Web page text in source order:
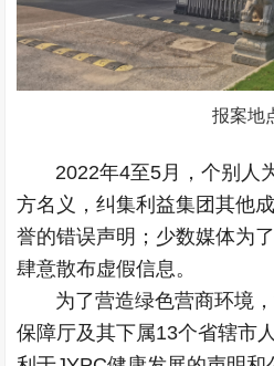
报案地
2022年4至5月，个别人
方名义，纠集利益集团其他
誉的错误声明；少数媒体为
肆意散布虚假信息。
为了营造绿色营商环境，
保障厅及其下属13个省辖市